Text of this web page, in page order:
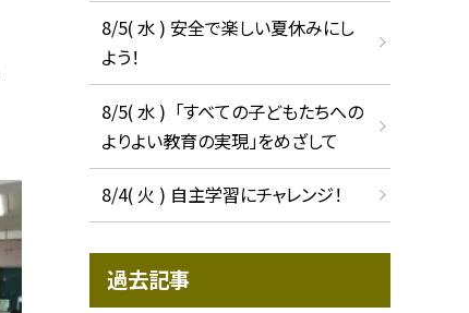
8/5( 水 ) 安全で楽しい夏休みにし
よう！
8/5( 水 ) 「すべての子どもたちへの
よりよい教育の実現」をめざして
8/4( 火 ) 自主学習にチャレンジ！
過去記事